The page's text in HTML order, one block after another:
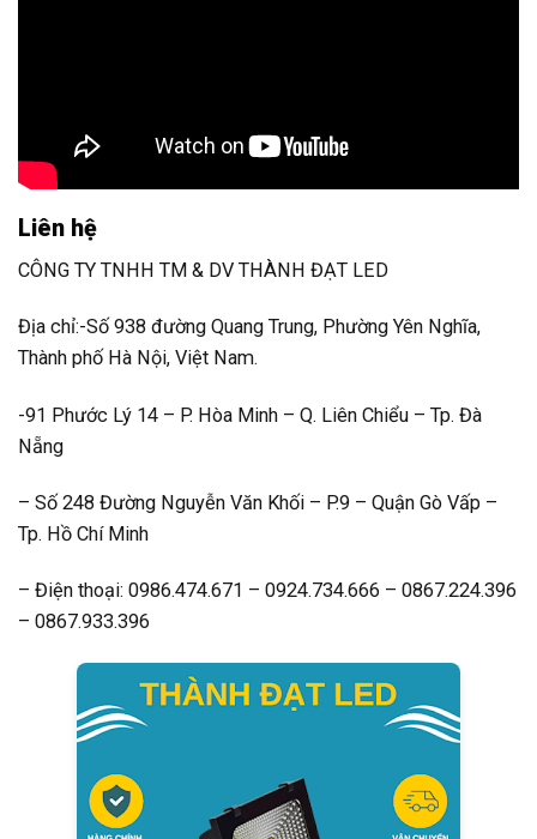
Liên hệ
CÔNG TY TNHH TM & DV THÀNH ĐẠT LED
Địa chỉ:-Số 938 đường Quang Trung, Phường Yên Nghĩa,
Thành phố Hà Nội, Việt Nam.
-91 Phước Lý 14 – P. Hòa Minh – Q. Liên Chiểu – Tp. Đà
Nẵng
– Số 248 Đường Nguyễn Văn Khối – P.9 – Quận Gò Vấp –
Tp. Hồ Chí Minh
– Điện thoại: 0986.474.671 – 0924.734.666 – 0867.224.396
– 0867.933.396